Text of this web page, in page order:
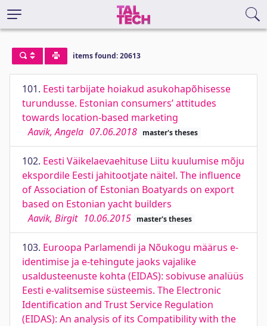
items found: 20613
101. Eesti tarbijate hoiakud asukohapõhisesse
turundusse. Estonian consumers’ attitudes
towards location-based marketing
Aavik, Angela 07.06.2018 master's theses
102. Eesti Väikelaevaehituse Liitu kuulumise mõju
ekspordile Eesti jahitootjate näitel. The influence
of Association of Estonian Boatyards on export
based on Estonian yacht builders
Aavik, Birgit 10.06.2015 master's theses
103. Euroopa Parlamendi ja Nõukogu määrus e-
identimise ja e-tehingute jaoks vajalike
usaldusteenuste kohta (EIDAS): sobivuse analüüs
Eesti e-valitsemise süsteemis. The Electronic
Identification and Trust Service Regulation
(EIDAS): An analysis of its Compatibility with the